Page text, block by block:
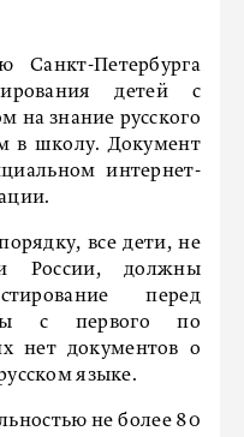
Санкт-Петербурга
детей с
на знание русского
в школу. Документ
интернет-
все дети, не
России, должны
перед
с первого по
нет документов о
языке.
не более 80